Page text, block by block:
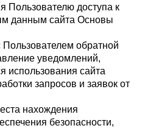
Пользователю доступа к
данным сайта Основы
Пользователем обратной
уведомлений,
использования сайта
запросов и заявок от
нахождения
безопасности,